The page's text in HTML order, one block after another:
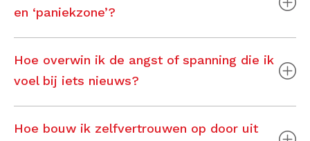
en ‘paniekzone’?
Hoe overwin ik de angst of spanning die ik
voel bij iets nieuws?
Hoe bouw ik zelfvertrouwen op door uit